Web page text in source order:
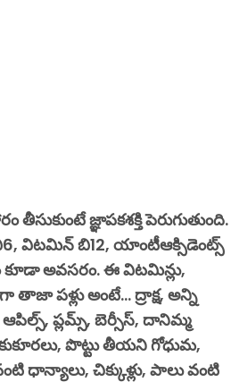
జ్ఞాపకశక్తి పెరుగుతుంది.
విటమిన్ బి12, యాంటీఆక్సిడెంట్స్
అవసరం. ఈ విటమిన్లు,
పళ్లు అంటే... ద్రాక్ష, అన్ని
ప్లమ్స్, బెర్సీస్, దానిమ్మ
పొట్టు తీయని గోధుమ,
ధాన్యాలు, చిక్కుళ్లు, పాలు వంటి